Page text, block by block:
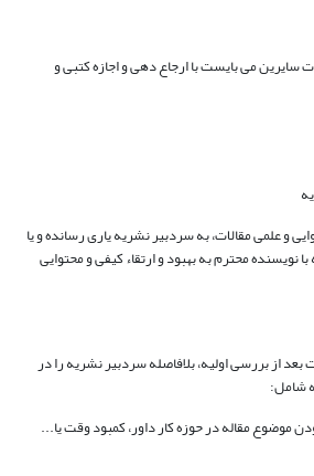
سایرین می بایست با ارجاع دهی و اجازه کتبی و
و علمی مقالات، به سردبیر نشریه یاری رسانده و یا
نویسنده محترم به بهبود و ارتقاء کیفی و محتوایی
از بررسی اولیه، بلافاصله سردبیر نشریه را در
شامل:
موضوع مقاله در حوزه کار داور، کمبود وقت یا...